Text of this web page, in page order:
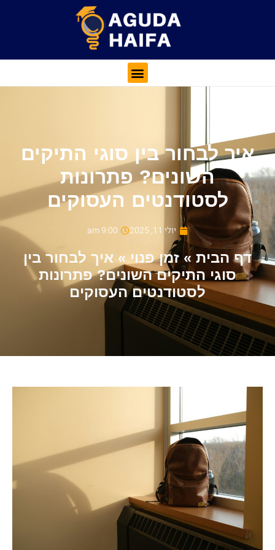
איך לבחור בין סוגי התיקים
השונים? פתרונות
לסטודנטים העסוקים
יולי 11, 2025 9:00 am
דף הבית »זמן פנוי » איך לבחור בין
סוגי התיקים השונים? פתרונות
לסטודנטים העסוקים